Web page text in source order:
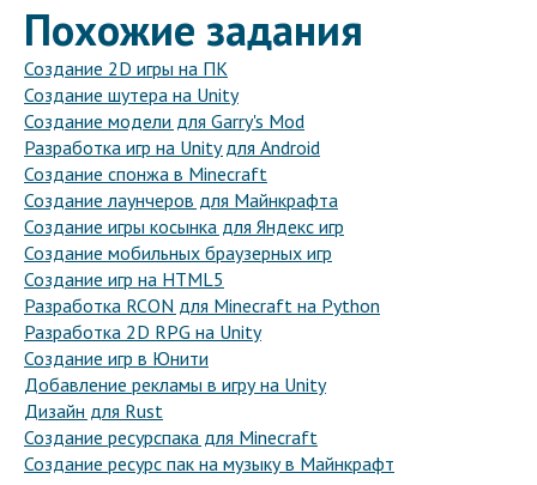
Похожие задания
Создание 2D игры на ПК
Создание шутера на Unity
Создание модели для Garry's Mod
Разработка игр на Unity для Android
Создание спонжа в Minecraft
Создание лаунчеров для Майнкрафта
Создание игры косынка для Яндекс игр
Создание мобильных браузерных игр
Создание игр на HTML5
Разработка RCON для Minecraft на Python
Разработка 2D RPG на Unity
Создание игр в Юнити
Добавление рекламы в игру на Unity
Дизайн для Rust
Создание ресурспака для Minecraft
Создание ресурс пак на музыку в Майнкрафт